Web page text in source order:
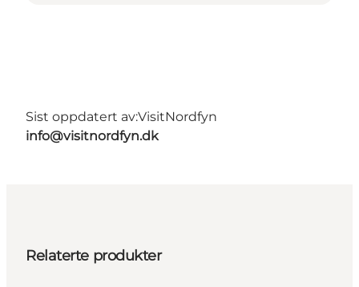
Sist oppdatert av:VisitNordfyn
info@visitnordfyn.dk
Relaterte produkter